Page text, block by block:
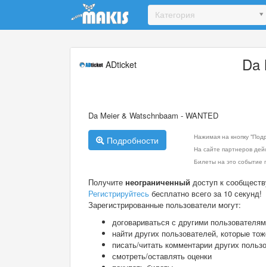
Update cookies preferences
Категория
ADticket Da
Da Meier & Watschnbaam - WANTED
Подробности
Нажимая на кнопку
На сайте партнеров
Билеты на это событие
Получите неограниченный доступ к
Регистрируйтесь бесплатно всего за 10 секунд!
Зарегистрированные пользователи могут:
договариваться с другими
найти других пользователей, которые
писать/читать комментарии других
смотреть/оставлять оценки